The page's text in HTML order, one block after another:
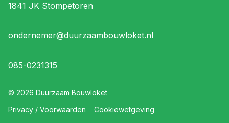
1841 JK Stompetoren
ondernemer@duurzaambouwloket.nl
085-0231315
© 2026 Duurzaam Bouwloket
Privacy / Voorwaarden
Cookiewetgeving